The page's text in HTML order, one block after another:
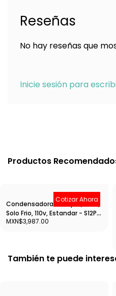
Reseñas
No hay reseñas que
Inicie sesión para
Productos
Cotizar Ahora
Condensadora Minisplit, 1Ton,
Solo Frio, 110v, Estandar - S12P-
ECF12O
MXN$3,987.00
También te puede